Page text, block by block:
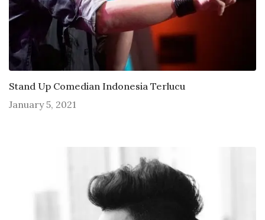
Stand Up Comedian Indonesia Terlucu
January 5, 2021